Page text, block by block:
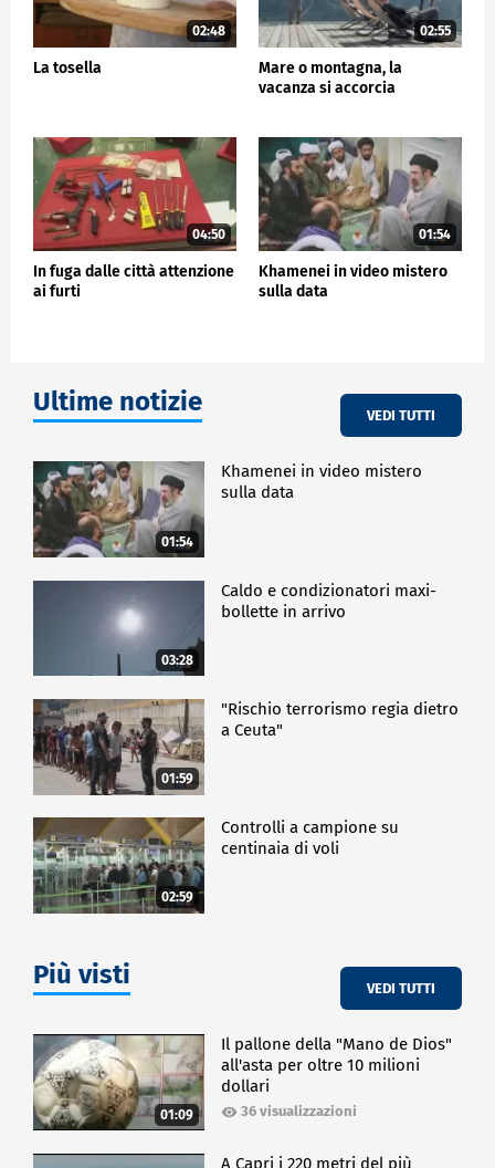
02:48
La tosella
02:55
Mare o montagna, la
vacanza si accorcia
04:50
In fuga dalle città attenzione
ai furti
01:54
Khamenei in video mistero
sulla data
Ultime notizie VEDI TUTTI
01:54
Khamenei in video mistero
sulla data
03:28
Caldo e condizionatori maxi-
bollette in arrivo
01:59
"Rischio terrorismo regia dietro
a Ceuta"
02:59
Controlli a campione su
centinaia di voli
Più visti VEDI TUTTI
01:09
Il pallone della "Mano de Dios"
all'asta per oltre 10 milioni
dollari
36 visualizzazioni
A Capri i 220 metri del più